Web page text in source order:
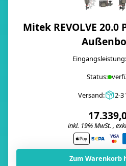
Mitek REVOLVE
Eingangsleistung:
Status:
Versand:
2-
inkl. 19% MwSt. ,
Zum Warenkorb